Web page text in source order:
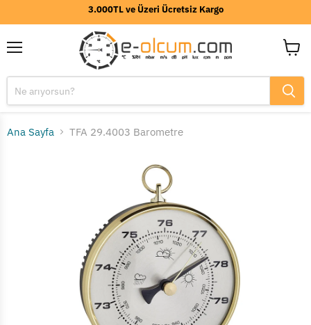
3.000TL ve Üzeri Ücretsiz Kargo
Ana Sayfa TFA 29.4003 Barometre